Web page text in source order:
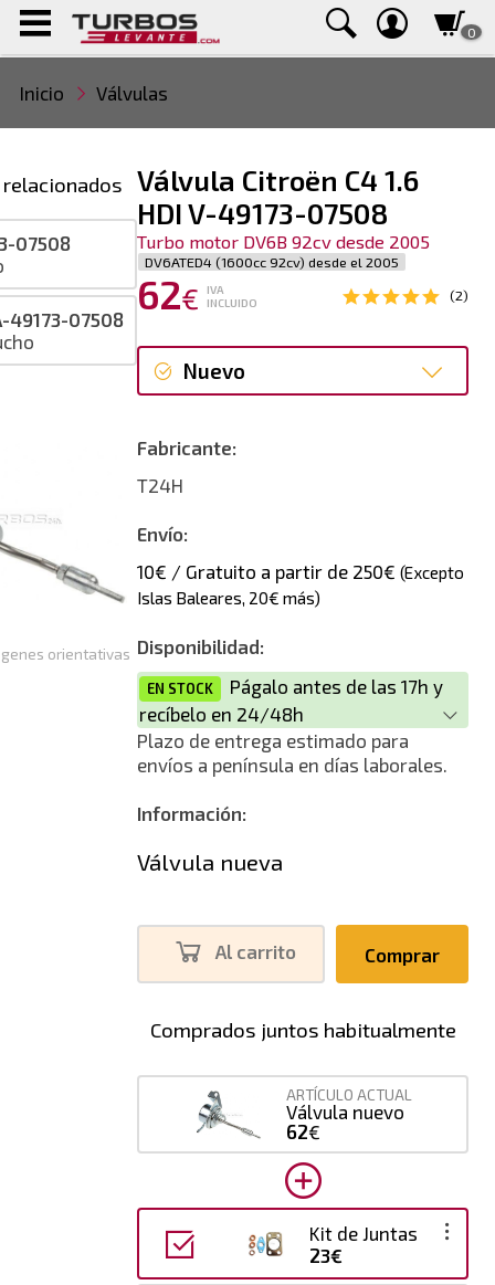
0
Inicio Válvulas
Válvula Citroën C4 1.6
HDI V-49173-07508
Turbo motor DV6B 92cv desde 2005
DV6ATED4 (1600cc 92cv) desde el 2005
62€
IVA
INCLUIDO
(2)
Nuevo
Fabricante:
T24H
Envío:
10€ / Gratuito a partir de 250€ (Excepto
Islas Baleares, 20€ más)
Disponibilidad:
EN STOCK
Págalo antes de las 17h y
recíbelo en 24/48h
Plazo de entrega estimado para
envíos a península en días laborales.
Información:
Válvula nueva
Al carrito Comprar
Comprados juntos habitualmente
ARTÍCULO ACTUAL
Válvula nuevo
62€
Kit de Juntas
23€
orientativas
07508
49173-07508